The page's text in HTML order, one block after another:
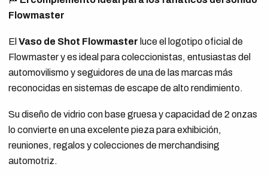
Flowmaster
El Vaso de Shot Flowmaster luce el logotipo oficial de
Flowmaster y es ideal para coleccionistas, entusiastas del
automovilismo y seguidores de una de las marcas más
reconocidas en sistemas de escape de alto rendimiento.
Su diseño de vidrio con base gruesa y capacidad de 2 onzas
lo convierte en una excelente pieza para exhibición,
reuniones, regalos y colecciones de merchandising
automotriz.